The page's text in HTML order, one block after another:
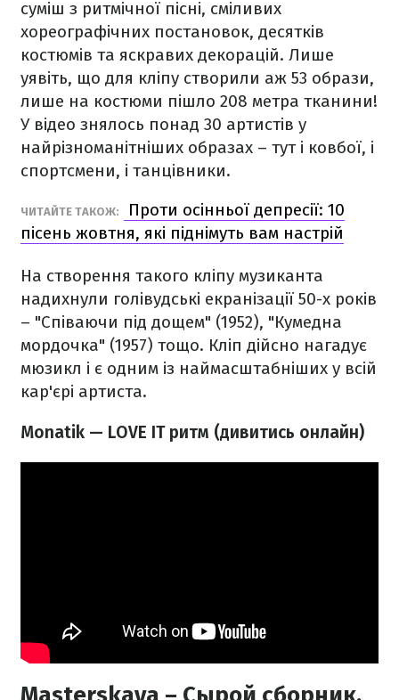
суміш з ритмічної пісні, сміливих
хореографічних постановок, десятків
костюмів та яскравих декорацій. Лише
уявіть, що для кліпу створили аж 53 образи,
лише на костюми пішло 208 метра тканини!
У відео знялось понад 30 артистів у
найрізноманітніших образах – тут і ковбої, і
спортсмени, і танцівники.
ЧИТАЙТЕ ТАКОЖ:
Проти осінньої депресії: 10
пісень жовтня, які піднімуть вам настрій
На створення такого кліпу музиканта
надихнули голівудські екранізації 50-х років
– "Співаючи під дощем" (1952), "Кумедна
мордочка" (1957) тощо. Кліп дійсно нагадує
мюзикл і є одним із наймасштабніших у всій
кар'єрі артиста.
Monatik — LOVE IT ритм (дивитись онлайн)